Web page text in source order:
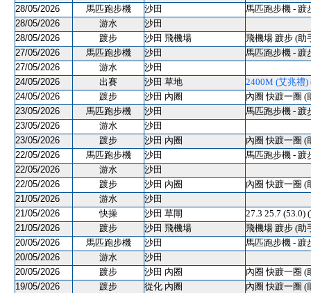
28/05/2026
馬匹跑步機 沙田
馬匹跑步機 - 踱
28/05/2026
游水
沙田
28/05/2026
踱步 沙田 飛機場
飛機場 踱步 (助
27/05/2026
馬匹跑步機 沙田
馬匹跑步機 - 踱
27/05/2026
游水
沙田
24/05/2026
出賽 沙田 草地
2400M (艾兆禮)
24/05/2026
踱步 沙田 內圈
內圈 快踱一圈 (
23/05/2026
馬匹跑步機 沙田
馬匹跑步機 - 踱
23/05/2026
游水
沙田
23/05/2026
踱步 沙田 內圈
內圈 快踱一圈 (
22/05/2026
馬匹跑步機 沙田
馬匹跑步機 - 踱
22/05/2026
游水
沙田
22/05/2026
踱步 沙田 內圈
內圈 快踱一圈 (
21/05/2026
游水
沙田
21/05/2026
快操 沙田 草閘
27.3 25.7 (53.0)
21/05/2026
踱步 沙田 飛機場
飛機場 踱步 (助
20/05/2026
馬匹跑步機 沙田
馬匹跑步機 - 踱
20/05/2026
游水
沙田
20/05/2026
踱步 沙田 內圈
內圈 快踱一圈 (
19/05/2026
踱步 從化 內圈 內圈 快踱一圈 (